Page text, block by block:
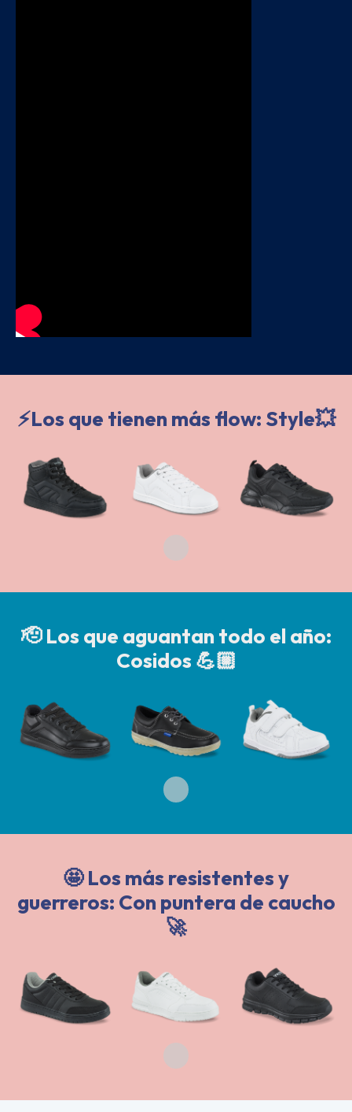
⚡️Los que tienen más flow: Style💥
🫡 Los que aguantan todo el año:
Cosidos 💪🏼
🤩 Los más resistentes y
guerreros: Con puntera de caucho
🚀